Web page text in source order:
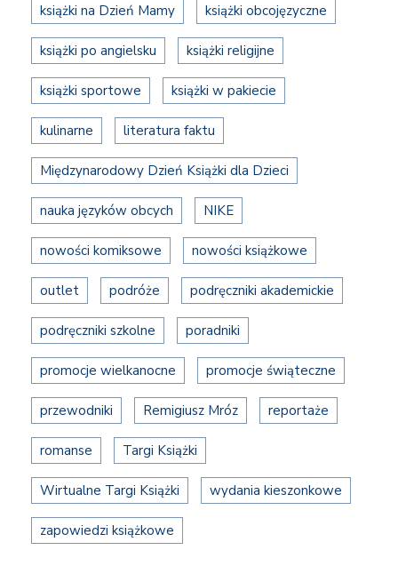
książki na Dzień Mamy książki obcojęzyczne
książki po angielsku książki religijne
książki sportowe książki w pakiecie
kulinarne literatura faktu
Międzynarodowy Dzień Książki dla Dzieci
nauka języków obcych NIKE
nowości komiksowe nowości książkowe
outlet podróże podręczniki akademickie
podręczniki szkolne poradniki
promocje wielkanocne promocje świąteczne
przewodniki Remigiusz Mróz reportaże
romanse Targi Książki
Wirtualne Targi Książki wydania kieszonkowe
zapowiedzi książkowe